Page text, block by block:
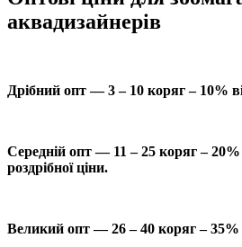
аквадизайнерів
Дрібний опт — 3 – 10 коряг – 10%
Середній опт — 11 – 25 коряг – 20%
роздрібної ціни.
Великий опт — 26 – 40 коряг – 35%